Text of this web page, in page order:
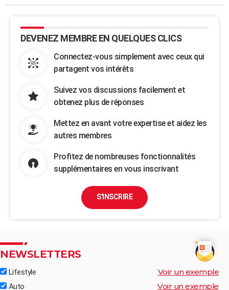
DEVENEZ MEMBRE EN QUELQUES CLICS
Connectez-vous simplement avec ceux qui
partagent vos intérêts
Suivez vos discussions facilement et
obtenez plus de réponses
Mettez en avant votre expertise et aidez les
autres membres
Profitez de nombreuses fonctionnalités
supplémentaires en vous inscrivant
S'INSCRIRE
NEWSLETTERS
Lifestyle Voir un exemple
Auto Voir un exemple